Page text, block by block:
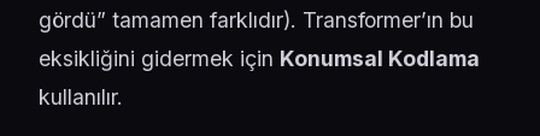
gördü” tamamen farklıdır). Transformer’ın bu
eksikliğini gidermek için Konumsal Kodlama
kullanılır.